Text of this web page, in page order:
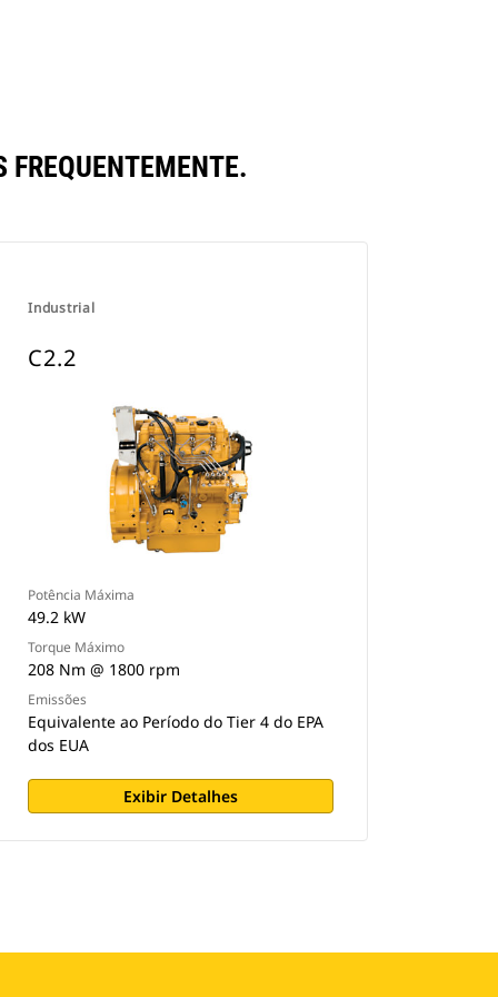
Industrial
C2.2
Potência Máxima
49.2 kW
Torque Máximo
208 Nm @ 1800 rpm
Emissões
Equivalente ao Período do Tier 4 do EPA
dos EUA
Exibir Detalhes